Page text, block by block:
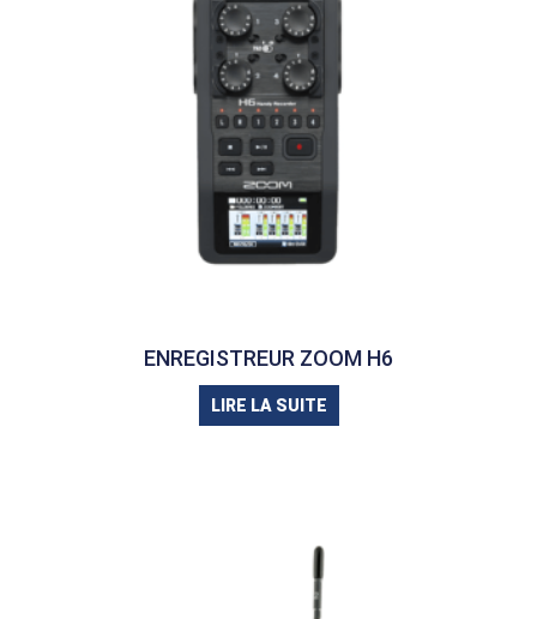
ENREGISTREUR ZOOM H6
LIRE LA SUITE